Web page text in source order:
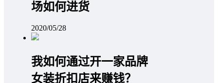
场如何进货
2020/05/28
我如何通过开一家品牌
女装折扣店来赚钱？